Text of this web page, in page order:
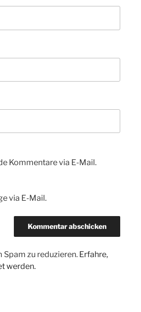
Kommentare via E-Mail.
via E-Mail.
zu reduzieren. Erfahre,
werden.